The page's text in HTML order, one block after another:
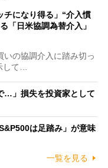
チになり得る」“介入慣
「日米協調為替介入」
の協調介入に踏み切っ
して…
…」損失を投資家として
は足踏み」が意味
一覧を見る